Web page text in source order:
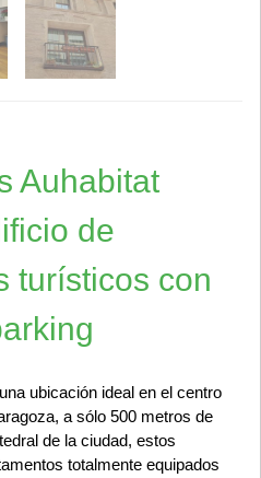
Auhabitat
de
turísticos con
ubicación ideal en el centro
a sólo 500 metros de
de la ciudad, estos
totalmente equipados